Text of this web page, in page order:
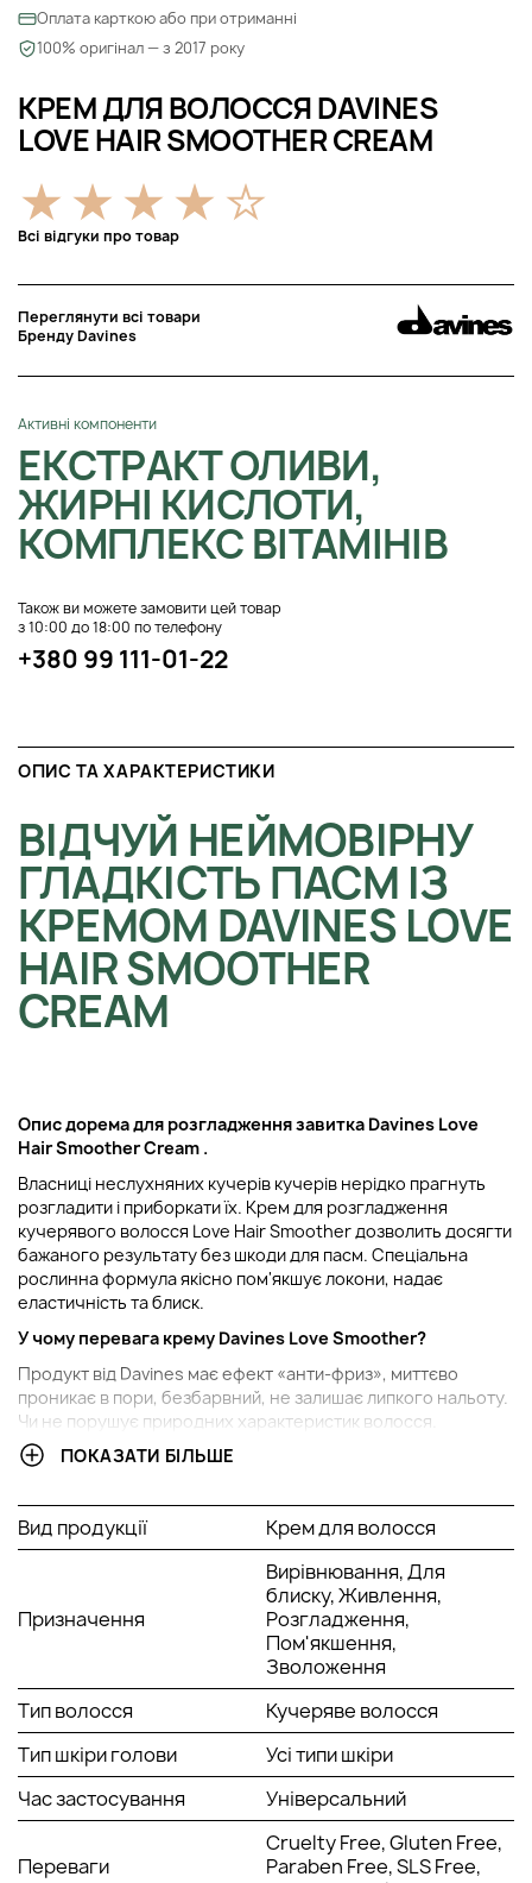
КРЕМ ДЛЯ ВОЛОССЯ DAVINES
LOVE HAIR SMOOTHER CREAM
Всі відгуки про товар
Переглянути всі товари
Бренду Davines
Активні компоненти
ЕКСТРАКТ ОЛИВИ,
ЖИРНІ КИСЛОТИ,
КОМПЛЕКС ВІТАМІНІВ
Також ви можете замовити цей товар
з 10:00 до 18:00 по телефону
+380 99 111-01-22
Оплата карткою або при отриманні
100% оригінал — з 2017 року
ОПИС ТА ХАРАКТЕРИСТИКИ
ВІДЧУЙ НЕЙМОВІРНУ
ГЛАДКІСТЬ ПАСМ ІЗ
КРЕМОМ DAVINES LOVE
HAIR SMOOTHER
CREAM
Опис дорема для розгладження завитка Davines Love
Hair Smoother Cream .
Власниці неслухняних кучерів кучерів нерідко прагнуть
розгладити і приборкати їх. Крем для розгладження
кучерявого волосся Love Hair Smoother дозволить досягти
бажаного результату без шкоди для пасм. Спеціальна
рослинна формула якісно пом'якшує локони, надає
еластичність та блиск.
У чому перевага крему Davines Love Smoother?
Продукт від Davines має ефект «анти-фриз», миттєво
проникає в пори, безбарвний, не залишає липкого нальоту.
Чи не порушує природних характеристик волосся.
Особливий склад захищає від негативного впливу
пасма стають податливими, легко розчісуються.
Активні компоненти:
протеїни;
калій;
залізо;
мідь та фосфор.
Спосіб застосування крему
Davines Smoother Cream
Невелику кількість крему нанести на чисте підсушене
волосся.
ПОКАЗАТИ БІЛЬШЕ
Вид продукції Крем для волосся
Призначення
Вирівнювання, Для
блиску, Живлення,
Розгладження,
Пом'якшення,
Зволоження
Тип волосся
Кучеряве волосся
Тип шкіри голови
Усі типи шкіри
Час застосування
Універсальний
Переваги
Cruelty Free, Gluten Free,
Paraben Free, SLS Free,